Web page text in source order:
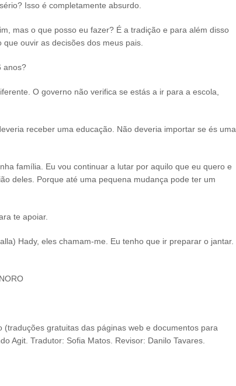
Isso é completamente absurdo.
mas o que posso eu fazer? É a tradição e para além disso
que ouvir as decisões dos meus pais.
anos?
O governo não verifica se estás a ir para a escola,
receber uma educação. Não deveria importar se és uma
família. Eu vou continuar a lutar por aquilo que eu quero e
deles. Porque até uma pequena mudança pode ter um
te apoiar.
Hady, eles chamam-me. Eu tenho que ir preparar o jantar.
gratuitas das páginas web e documentos para
Agit. Tradutor: Sofia Matos. Revisor: Danilo Tavares.